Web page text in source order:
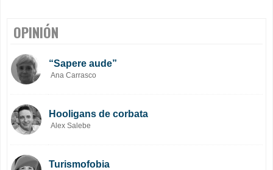
OPINIÓN
“Sapere aude”
Ana Carrasco
Hooligans de corbata
Alex Salebe
Turismofobia